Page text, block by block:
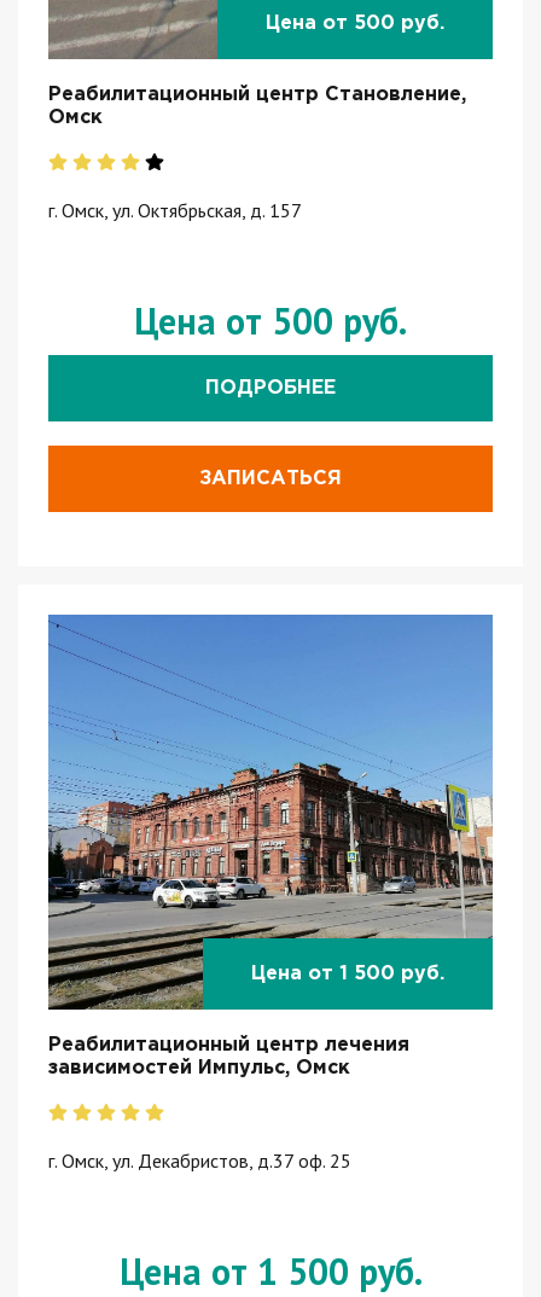
Цена от 500 руб.
Реабилитационный центр Становление,
Омск
г. Омск, ул. Октябрьская, д. 157
Цена от 500 руб.
ПОДРОБНЕЕ
ЗАПИСАТЬСЯ
Цена от 1 500 руб.
Реабилитационный центр лечения
зависимостей Импульс, Омск
г. Омск, ул. Декабристов, д.37 оф. 25
Цена от 1 500 руб.